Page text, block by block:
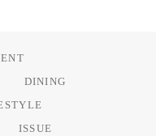
DINING
ISSUE